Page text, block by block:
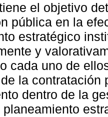
el objetivo
pública en la
estratégico
y
cada uno de
la contratación
dentro de la